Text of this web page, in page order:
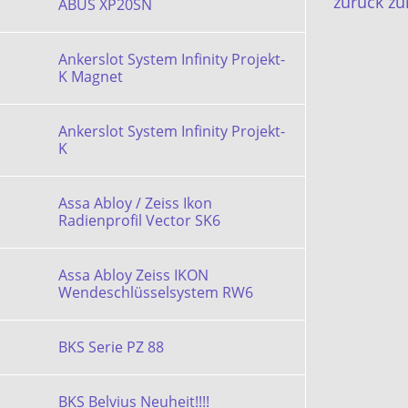
ABUS XP20SN
Ankerslot System Infinity Projekt-
K Magnet
Ankerslot System Infinity Projekt-
K
Assa Abloy / Zeiss Ikon
Radienprofil Vector SK6
Assa Abloy Zeiss IKON
Wendeschlüsselsystem RW6
BKS Serie PZ 88
BKS Belvius Neuheit!!!!